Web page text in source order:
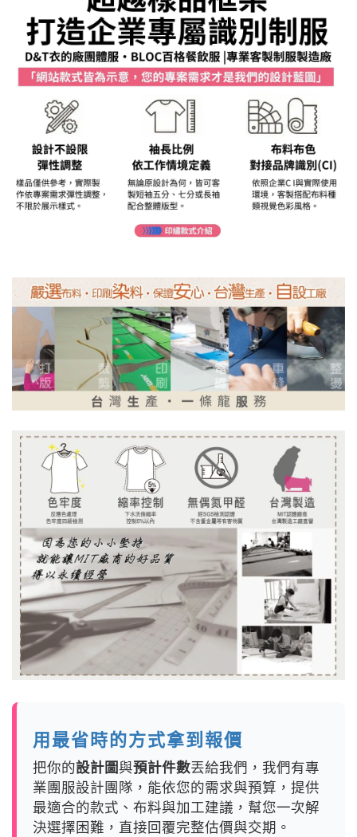
用最省時的方式拿到報價
把你的設計圖與預計件數丟給我們，我們有專
業團服設計團隊，能依您的需求與預算，提供
最適合的款式、布料與加工建議，幫您一次解
決選擇困難，直接回覆完整估價與交期。